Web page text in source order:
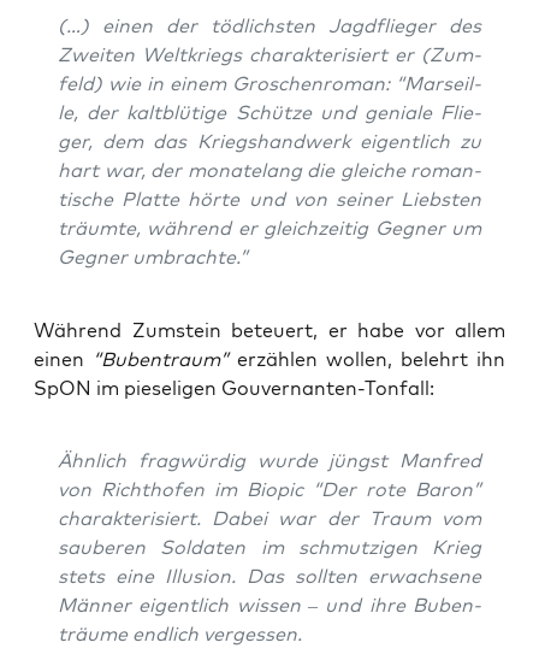
(…) einen der töd­lichs­ten Jagd­flie­ger des
Zwei­ten Welt­kriegs cha­rak­te­ri­siert er (Zum­
feld) wie in einem Gro­schen­ro­man: “Mar­seil­
le, der kalt­blü­ti­ge Schüt­ze und genia­le Flie­
ger, dem das Kriegs­hand­werk eigent­lich zu
hart war, der mona­te­lang die glei­che roman­
ti­sche Plat­te hör­te und von sei­ner Liebs­ten
träum­te, wäh­rend er gleich­zei­tig Geg­ner um
Geg­ner umbrachte.”
Wäh­rend Zum­stein beteu­ert, er habe vor allem
einen “Buben­traum”erzäh­len wol­len, belehrt ihn
SpON im pie­se­li­gen Gouvernanten-Tonfall:
Ähn­lich frag­wür­dig wur­de jüngst Man­fred
von Richt­ho­fen im Bio­pic “Der rote Baron”
cha­rak­te­ri­siert. Dabei war der Traum vom
sau­be­ren Sol­da­ten im schmut­zi­gen Krieg
stets eine Illu­si­on. Das soll­ten erwach­se­ne
Män­ner eigent­lich wis­sen – und ihre Buben­
träu­me end­lich vergessen.